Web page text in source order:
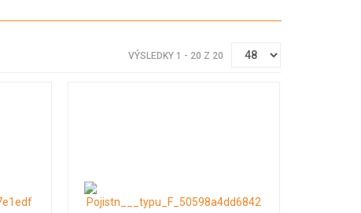
VÝSLEDKY 1 - 20 Z 20